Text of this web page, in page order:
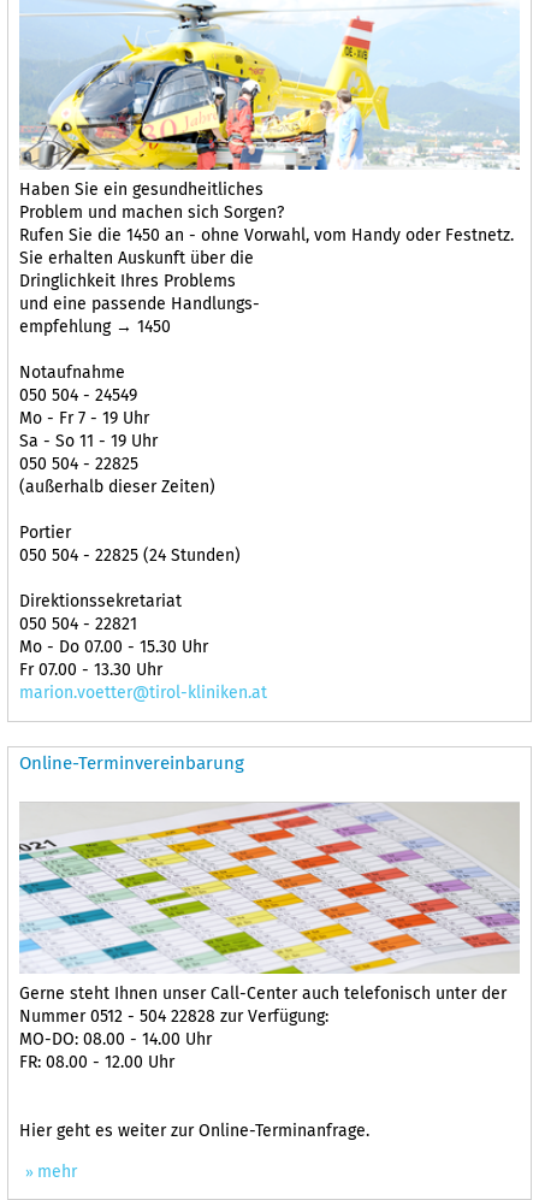
Haben Sie ein gesundheitliches
Problem und machen sich Sorgen?
Rufen Sie die 1450 an - ohne Vorwahl, vom Handy oder Festnetz.
Sie erhalten Auskunft über die
Dringlichkeit Ihres Problems
und eine passende Handlungs-
empfehlung → 1450
Notaufnahme
050 504 - 24549
Mo - Fr 7 - 19 Uhr
Sa - So 11 - 19 Uhr
050 504 - 22825
(außerhalb dieser Zeiten)
Portier
050 504 - 22825 (24 Stunden)
Direktionssekretariat
050 504 - 22821
Mo - Do 07.00 - 15.30 Uhr
Fr 07.00 - 13.30 Uhr
marion.voetter@tirol-kliniken.at
Online-Terminvereinbarung
Gerne steht Ihnen unser Call-Center auch telefonisch unter der
Nummer 0512 - 504 22828 zur Verfügung:
MO-DO: 08.00 - 14.00 Uhr
FR: 08.00 - 12.00 Uhr
Hier geht es weiter zur Online-Terminanfrage.
mehr